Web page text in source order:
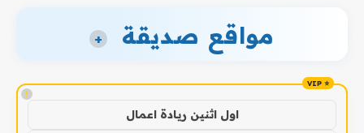
مواقع صديقة +
!
اول اثنين ريادة اعمال